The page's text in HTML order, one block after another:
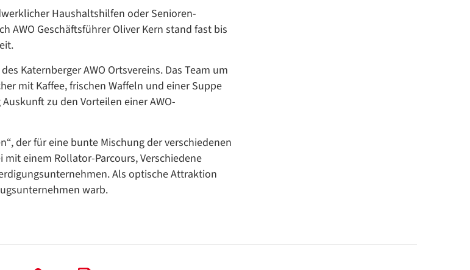
Haushaltshilfen oder Senioren-
AWO Geschäftsführer Oliver Kern stand fast bis
Katernberger AWO Ortsvereins. Das Team um
mit Kaffee, frischen Waffeln und einer Suppe
zu den Vorteilen einer AWO-
der für eine bunte Mischung der verschiedenen
einem Rollator-Parcours, Verschiedene
Als optische Attraktion
warb.
ZURÜCK
/
Translate
ZURÜCK